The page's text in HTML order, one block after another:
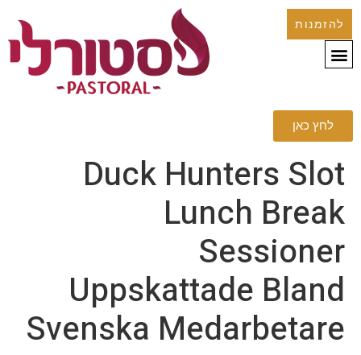
להזמנות
לחץ כאן
Duck Hunters Slot
Lunch Break
Sessioner
Uppskattade Bland
Svenska Medarbetare